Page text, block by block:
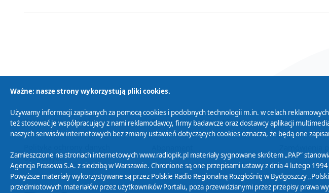
Polityka Prywatności Zasady korzystania z Serwisu
Organizacje
Publicznego
osobowych
Ważne: nasze strony wykorzystują pliki cookies.
Używamy informacji zapisanych za pomocą cookies i podobnych technologii m.in. w celach
też stosować je współpracujący z nami reklamodawcy, firmy badawcze oraz dostawcy aplikacji
naszych serwisów internetowych bez zmiany ustawień dotyczących cookies oznacza, że będą one
Zamieszczone na stronach internetowych www.radiopik.pl materiały sygnowane skrótem „PAP”
Agencja Prasowa S.A. z siedzibą w Warszawie. Chronione są one przepisami ustawy z dnia 4 lutego
Powyższe materiały wykorzystywane są przez Polskie Radio Regionalną Rozgłośnię w Bydgoszczy
przedmiotowych materiałów przez użytkowników Portalu, poza przewidzianymi przez przepisy prawa